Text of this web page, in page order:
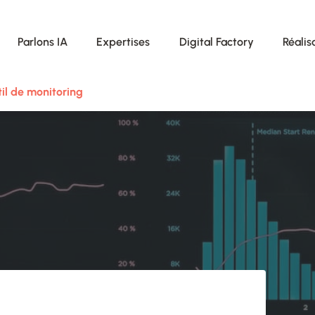
Parlons IA Expertises Digital Factory
de monitoring